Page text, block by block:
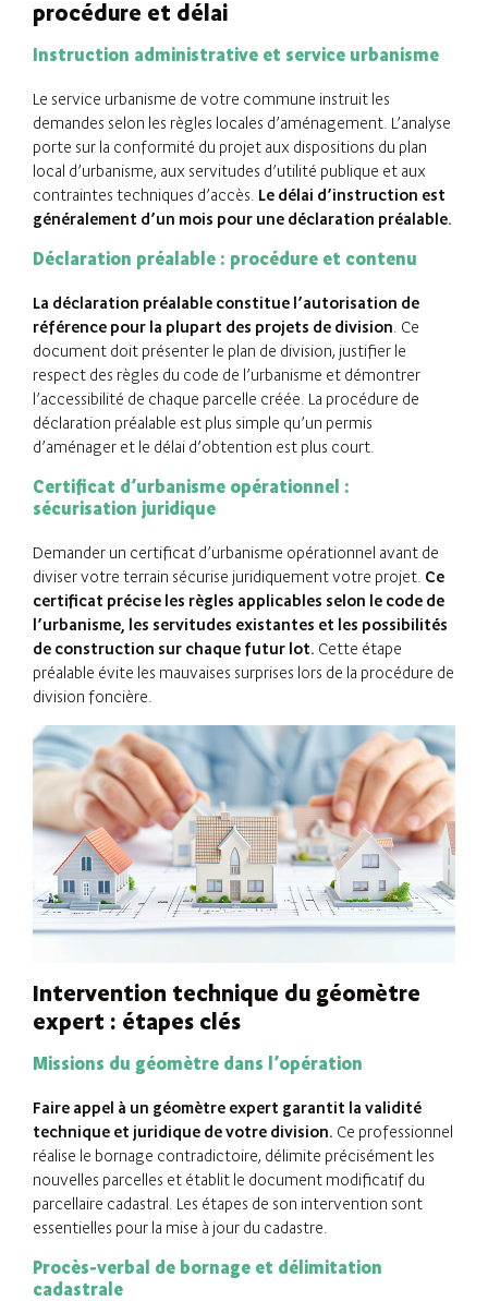
procédure et délai
Instruction administrative et service urbanisme
Le service urbanisme de votre commune instruit les
demandes selon les règles locales d’aménagement. L’analyse
porte sur la conformité du projet aux dispositions du plan
local d’urbanisme, aux servitudes d’utilité publique et aux
contraintes techniques d’accès. Le délai d’instruction est
généralement d’un mois pour une déclaration préalable.
Déclaration préalable : procédure et contenu
La déclaration préalable constitue l’autorisation de
référence pour la plupart des projets de division. Ce
document doit présenter le plan de division, justifier le
respect des règles du code de l’urbanisme et démontrer
l’accessibilité de chaque parcelle créée. La procédure de
déclaration préalable est plus simple qu’un permis
d’aménager et le délai d’obtention est plus court.
Certificat d’urbanisme opérationnel :
sécurisation juridique
Demander un certificat d’urbanisme opérationnel avant de
diviser votre terrain sécurise juridiquement votre projet. Ce
certificat précise les règles applicables selon le code de
l’urbanisme, les servitudes existantes et les possibilités
de construction sur chaque futur lot. Cette étape
préalable évite les mauvaises surprises lors de la procédure de
division foncière.
Intervention technique du géomètre
expert : étapes clés
Missions du géomètre dans l’opération
Faire appel à un géomètre expert garantit la validité
technique et juridique de votre division. Ce professionnel
réalise le bornage contradictoire, délimite précisément les
nouvelles parcelles et établit le document modificatif du
parcellaire cadastral. Les étapes de son intervention sont
essentielles pour la mise à jour du cadastre.
Procès-verbal de bornage et délimitation
cadastrale